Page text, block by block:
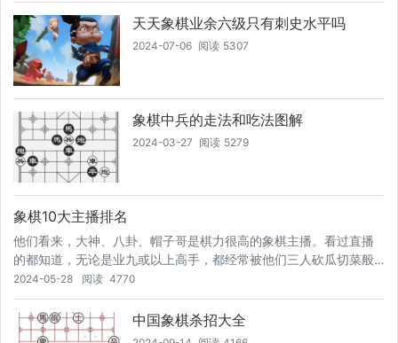
天天象棋业余六级只有刺史水平吗
2024-07-06 阅读 5307
象棋中兵的走法和吃法图解
2024-03-27 阅读 5279
象棋10大主播排名
他们看来，大神、八卦、帽子哥是棋力很高的象棋主播。看过直播
的都知道，无论是业九或以上高手，都经常被他们三人砍瓜切菜般
拿捏。这三位象棋主播棋风迥异，并且棋力也有高低之分。在这部
分棋友内心里，大神的棋力最高，八卦次之，帽子哥排第三。据他
们了解介绍到，大神大概是上海人，他们曾经看过他和蒋川特级大
师的一盘棋，大神能够后手谋和顶尖特级大师，足见大神具备国手
2024-05-28 阅读 4770
中国象棋杀招大全